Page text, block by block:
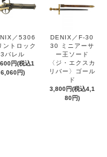
／5306
ントロック
3バレル
円(税込1
6,060円)
DENIX／F-30
30 ミニアーサ
ー王ソード
〈ジ・エクスカ
リバー〉ゴール
ド
3,800円(税込4,1
80円)